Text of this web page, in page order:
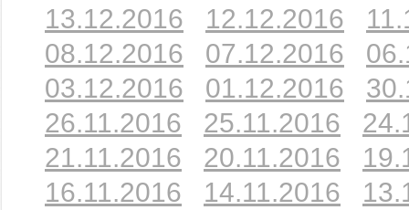
13.12.2016
12.12.2016
08.12.2016
07.12.2016
03.12.2016
01.12.2016
26.11.2016
25.11.2016
21.11.2016
20.11.2016
16.11.2016
14.11.2016